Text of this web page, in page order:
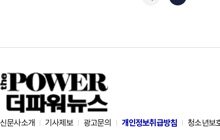
신문사소개 기사제보 광고문의 개인정보취급방침 청소년보